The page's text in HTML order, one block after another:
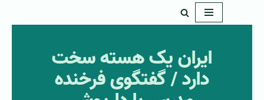
ایران یک هسته سخت
دارد / گفتگوی فرخنده